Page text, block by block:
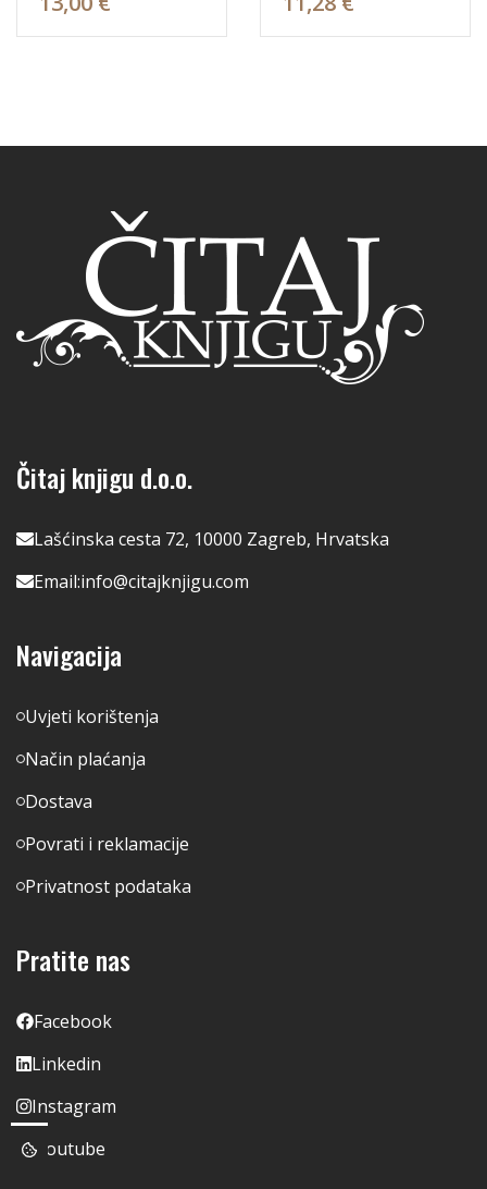
Čitaj knjigu d.o.o.
Lašćinska cesta 72, 10000 Zagreb, Hrvatska
Email:info@citajknjigu.com
Navigacija
Uvjeti korištenja
Način plaćanja
Dostava
Povrati i reklamacije
Privatnost podataka
Pratite nas
Facebook
Linkedin
Instagram
Youtube